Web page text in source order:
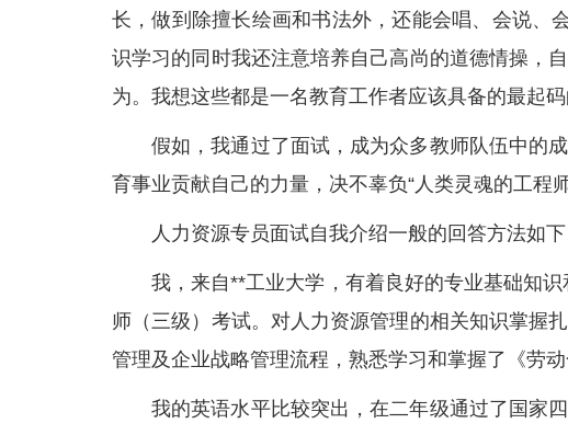
长，做到除擅长绘画和书法外，还能会唱、会说、
识学习的同时我还注意培养自己高尚的道德情操，
为。我想这些都是一名教育工作者应该具备的最起码
假如，我通过了面试，成为众多教师队伍中的
育事业贡献自己的力量，决不辜负“人类灵魂的工程
人力资源专员面试自我介绍一般的回答方法如下
我，来自**工业大学，有着良好的专业基础知
师（三级）考试。对人力资源管理的相关知识掌握
管理及企业战略管理流程，熟悉学习和掌握了《劳
我的英语水平比较突出，在二年级通过了国家